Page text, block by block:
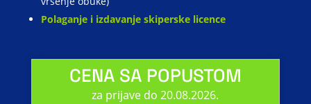
Polaganje i izdavanje skiperske licence
CENA SA POPUSTOM
za prijave do 20.08.2026.